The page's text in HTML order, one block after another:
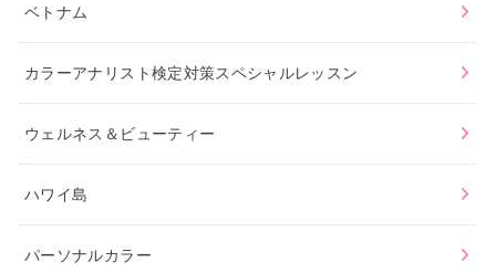
ベトナム
カラーアナリスト検定対策スペシャルレッスン
ウェルネス＆ビューティー
ハワイ島
パーソナルカラー